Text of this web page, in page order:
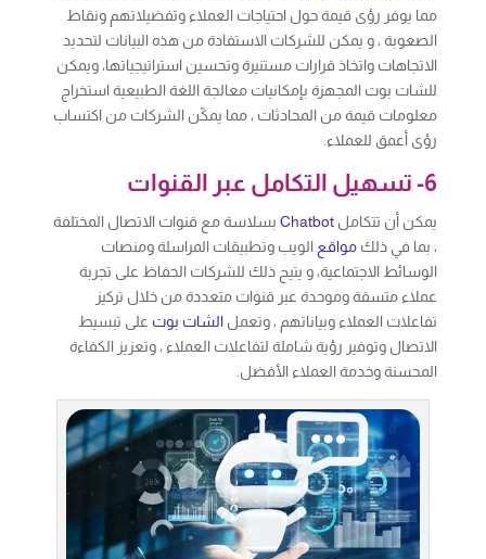
مما يوفر رؤى قيمة حول احتياجات العملاء وتفضيلاتهم ونقاط
الصعوبة ، و يمكن للشركات الاستفادة من هذه البيانات لتحديد
الاتجاهات واتخاذ قرارات مستنيرة وتحسين استراتيجياتها، ويمكن
للشات بوت المجهزة بإمكانيات معالجة اللغة الطبيعية استخراج
معلومات قيمة من المحادثات ، مما يمكّن الشركات من اكتساب
رؤى أعمق للعملاء.
6- تسهيل التكامل عبر القنوات
يمكن أن تتكامل Chatbotبسلاسة مع قنوات الاتصال المختلفة
، بما في ذلك مواقع الويب وتطبيقات المراسلة ومنصات
الوسائط الاجتماعية، و يتيح ذلك للشركات الحفاظ على تجربة
عملاء متسقة وموحدة عبر قنوات متعددة من خلال تركيز
تفاعلات العملاء وبياناتهم ، وتعمل الشات بوت على تبسيط
الاتصال وتوفير رؤية شاملة لتفاعلات العملاء ، وتعزيز الكفاءة
المحسنة وخدمة العملاء الأفضل.